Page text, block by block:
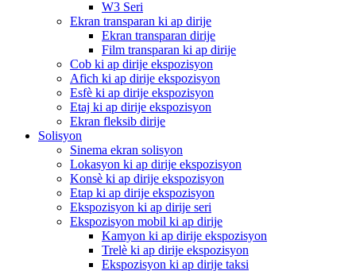
W3 Seri
Ekran transparan ki ap dirije
Ekran transparan dirije
Film transparan ki ap dirije
Cob ki ap dirije ekspozisyon
Afich ki ap dirije ekspozisyon
Esfè ki ap dirije ekspozisyon
Etaj ki ap dirije ekspozisyon
Ekran fleksib dirije
Solisyon
Sinema ekran solisyon
Lokasyon ki ap dirije ekspozisyon
Konsè ki ap dirije ekspozisyon
Etap ki ap dirije ekspozisyon
Ekspozisyon ki ap dirije seri
Ekspozisyon mobil ki ap dirije
Kamyon ki ap dirije ekspozisyon
Trelè ki ap dirije ekspozisyon
Ekspozisyon ki ap dirije taksi